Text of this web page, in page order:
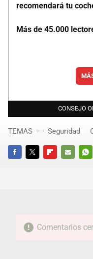
recomendará tu
Más de 45.000
CONSEJO
FACEBOOKTWITTERFLIPBOARD
E-
TEMAS Seguridad
Comentarios